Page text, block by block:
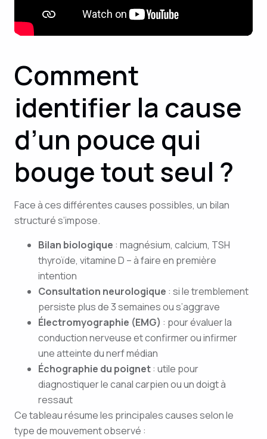
Comment
identifier la cause
d’un pouce qui
bouge tout seul ?
Face à ces différentes causes possibles, un bilan
structuré s’impose.
Bilan biologique : magnésium, calcium, TSH
thyroïde, vitamine D – à faire en première
intention
Consultation neurologique : si le tremblement
persiste plus de 3 semaines ou s’aggrave
Électromyographie (EMG) : pour évaluer la
conduction nerveuse et confirmer ou infirmer
une atteinte du nerf médian
Échographie du poignet: utile pour
diagnostiquer le canal carpien ou un doigt à
ressaut
Ce tableau résume les principales causes selon le
type de mouvement observé :